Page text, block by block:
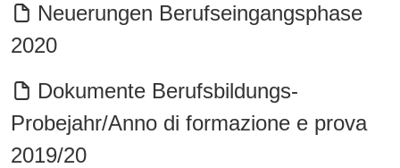
Neuerungen Berufseingangsphase
2020
Dokumente Berufsbildungs-
Probejahr/Anno di formazione e prova
2019/20